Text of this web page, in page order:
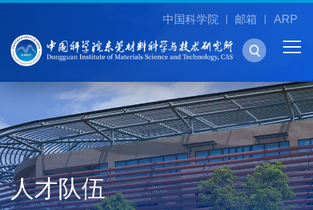
中国科学院 邮箱 ARP
人才队伍